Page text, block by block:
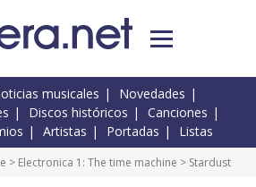
musicales
Novedades
Discos históricos
Canciones
Artistas Portadas Listas
> Electronica 1: The time machine > Stardust